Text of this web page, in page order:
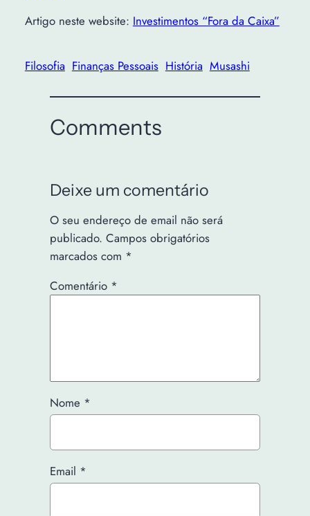
Artigo neste website: Investimentos “Fora da Caixa”
Filosofia Finanças Pessoais História Musashi
Comments
Deixe um comentário
O seu endereço de email não será
publicado. Campos obrigatórios
marcados com *
Comentário *
Nome *
Email *